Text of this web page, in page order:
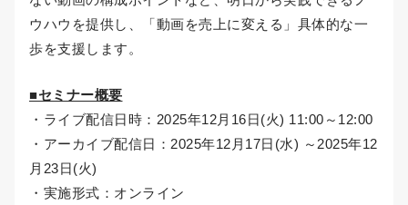
ウハウを提供し、「動画を売上に変える」具体的な一
歩を支援します。
■セミナー概要
・ライブ配信日時：2025年12月16日(火) 11:00～12:00
・アーカイブ配信日：2025年12月17日(水) ～2025年12
月23日(火)
・実施形式：オンライン